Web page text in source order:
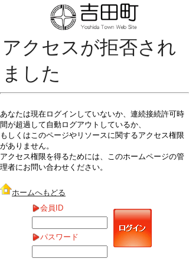
アクセスが拒否され
ました
あなたは現在ログインしていないか、連続接続許可時
間が超過して自動ログアウトしているか、
もしくはこのページやリソースに関するアクセス権限
がありません。
アクセス権限を得るためには、このホームページの管
理者にお問い合わせください。
ホームへもどる
会員ID
パスワード